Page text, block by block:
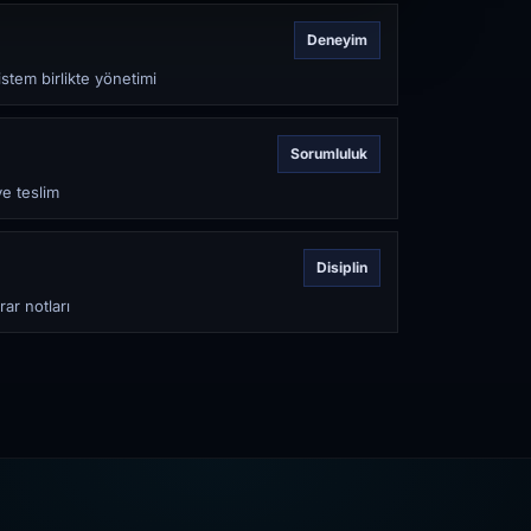
Deneyim
birlikte yönetimi
Sorumluluk
teslim
Disiplin
notları